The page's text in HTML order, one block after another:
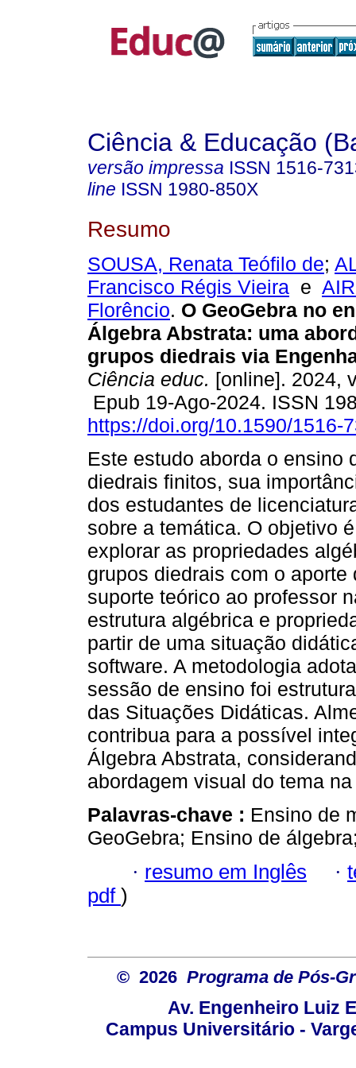
Ciência & Educação
versão impressa ISSN 1516-
line ISSN 1980-850X
Resumo
SOUSA, Renata Teófilo de;
Francisco Régis Vieira e
Florêncio. O GeoGebra no
Álgebra Abstrata: uma
grupos diedrais via
Ciência educ. [online]. 2024,
Epub 19-Ago-2024. ISSN
https://doi.org/10.1590/1516-
Este estudo aborda o ensino
diedrais finitos, sua
dos estudantes de
sobre a temática. O objetivo
explorar as propriedades
grupos diedrais com o
suporte teórico ao professor
estrutura algébrica e
partir de uma situação
software. A metodologia
sessão de ensino foi
das Situações Didáticas.
contribua para a possível
Álgebra Abstrata,
abordagem visual do tema
Palavras-chave : Ensino de
GeoGebra; Ensino de
· resumo em Inglês ·
pdf )
© 2026 Programa de Pós-
Av. Engenheiro Luiz
Campus Universitário -